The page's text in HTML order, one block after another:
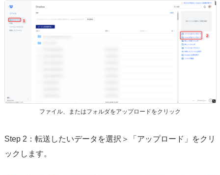
ファイル、またはフォルダをアップロードをクリック
Step 2：転送したいデータを選択＞「アップロード」をクリ
ックします。